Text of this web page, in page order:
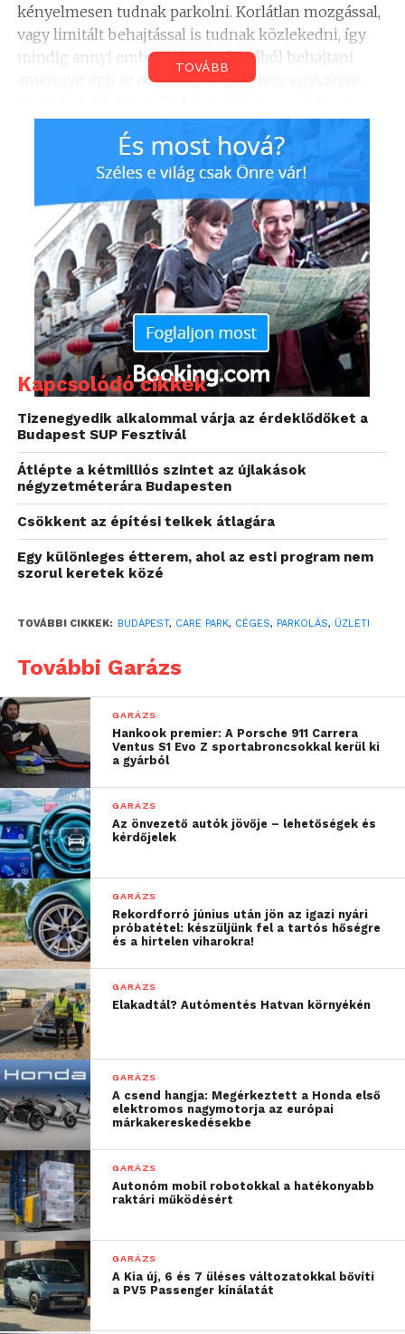
kényelmesen tudnak parkolni. Korlátlan mozgással,
vagy limitált behajtással is tudnak közlekedni, így
mindig annyi ember képes a flottából behajtani
amennyit épp az adott cég engedélyez egyszerre.
napokra, napszakokra, mint pl.: H-P, 08-17 óráig. Ezen
felül a munkavállalók kaphatnak feltöltőkártyás
bérletkártyát, amire a munkaadó is képes
egyenleget feltölteni, valamint a munkavállaló is, így
akár munkaidőn kívül is használhatják a parkolót
kedvezményesen.
Céges parkolási lehetőségek, Budapest, 2020
számos szálloda, hotel, apartman található, ahol a
lehetőséget biztosítani. A szerződött partnereknek
egyénre szabva állítanak ki vouchereket, a szállodák
ezeket továbbítják vendégeik részére, és a
felhasznált voucherek után utólag számolnak el a
hotelekkel. Ez a megoldás a szállodának és
vendégeiknek is egyszerű és kényelmes
szolgáltatást biztosít.
Rendezvényszervezők számára is tudnak
kedvezményes jegyeket biztosítani, amiket szintén
előre lehet igényelni a Care Park munkatársaitól,
egyedileg beállított kedvezménnyel, pl.: 2 óra
ingyenes parkolás. A résztvevők így papír alapon,
vagy digitálisan, a telefonjuk segítségével tudják
leolvasni a kedvezménykártyát az automatán.
Néhány adat az elmúlt évről
számokban:
A Care Park parkolóházaiba több mint félmillió
behajtás történt, aminek 40% volt bérletes behajtás.
Ezek 27%-a valamilyen céges flottához, 10% -a
környező hotelek vendégeihez volt köthető, 3%
színházaknak, kórházaknak kiadott voucherek
segítségével hajtott be és 1% használt
feltöltőkártyát, melynek segítségével a kártya
birtokosa annyit parkol, amennyit a cég előzetesen a
kártyára tölt.
További friss híreket talál a
TOVÁBB
Kapcsolódó cikkek
Tizenegyedik alkalommal várja az érdeklődőket a
Budapest SUP Fesztivál
Átlépte a kétmilliós szintet az újlakások
négyzetméterára Budapesten
Csökkent az építési telkek átlagára
Egy különleges étterem, ahol az esti program nem
szorul keretek közé
TOVÁBBI CIKKEK: BUDAPEST, CARE PARK, CÉGES, PARKOLÁS, ÜZLETI
További Garázs
GARÁZS
Hankook premier: A Porsche 911 Carrera
Ventus S1 Evo Z sportabroncsokkal kerül ki
a gyárból
GARÁZS
Az önvezető autók jövője – lehetőségek és
kérdőjelek
GARÁZS
Rekordforró június után jön az igazi nyári
próbatétel: készüljünk fel a tartós hőségre
és a hirtelen viharokra!
GARÁZS
Elakadtál? Autómentés Hatvan környékén
GARÁZS
A csend hangja: Megérkeztett a Honda első
elektromos nagymotorja az európai
márkakereskedésekbe
GARÁZS
Autonóm mobil robotokkal a hatékonyabb
raktári működésért
GARÁZS
A Kia új, 6 és 7 üléses változatokkal bővíti
a PV5 Passenger kínálatát